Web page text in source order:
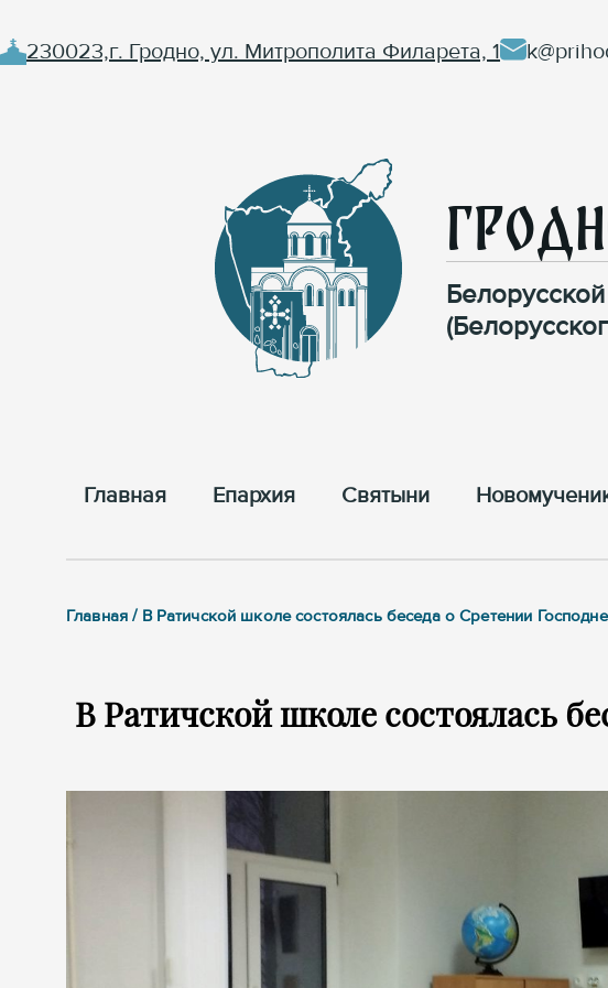
230023,г. Гродно, ул. Митрополита Филарета, 1
Главная Епархия Cвятыни
Главная / В Ратичской школе состоялась беседа о Сретении
В Ратичской школе состоялась